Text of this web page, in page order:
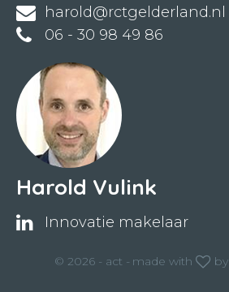
harold@rctgelderland.nl
06 - 30 98 49 86
Harold Vulink
Innovatie makelaar
© 2026 - act - made with by